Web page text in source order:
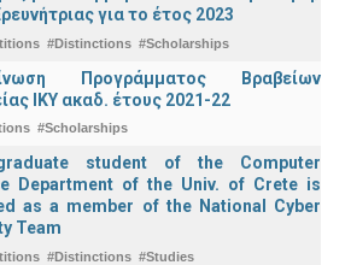
για το έτος 2023
#Distinctions #Scholarships
Προγράμματος Βραβείων
ΙΚΥ ακαδ. έτους 2021-22
#Scholarships
student of the Computer
Department of the Univ. of Crete is
as a member of the National Cyber
Team
#Distinctions #Studies